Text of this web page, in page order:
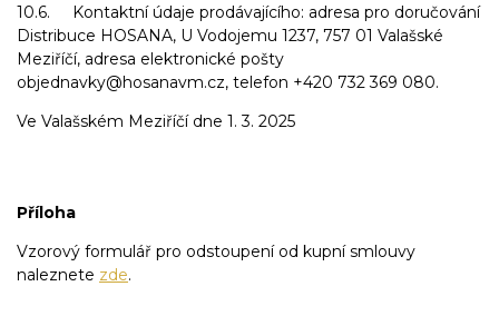
10.6. Kontaktní údaje prodávajícího: adresa pro doručování
Distribuce HOSANA, U Vodojemu 1237, 757 01 Valašské
Meziříčí, adresa elektronické pošty
objednavky@hosanavm.cz, telefon +420 732 369 080.
Ve Valašském Meziříčí dne 1. 3. 2025
Příloha
Vzorový formulář pro odstoupení od kupní smlouvy
naleznete zde.